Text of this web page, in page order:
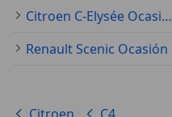
Citroen C-Elysée Ocasión
Renault Scenic Ocasión